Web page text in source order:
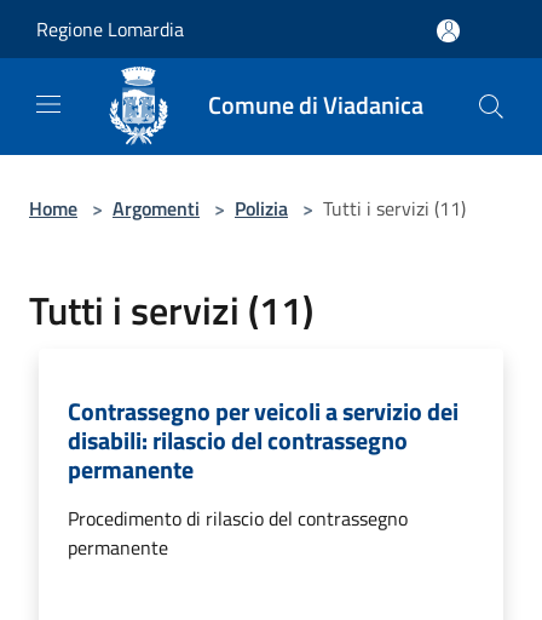
Regione Lomardia
Comune di Viadanica
Home > Argomenti > Polizia > Tutti i servizi (11)
Tutti i servizi (11)
Contrassegno per veicoli a servizio dei
disabili: rilascio del contrassegno
permanente
Procedimento di rilascio del contrassegno
permanente